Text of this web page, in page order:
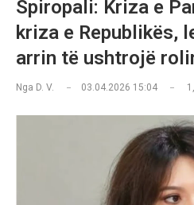
Spiropali: Kriza e
kriza e Republikës,
arrin të ushtrojë
Nga D. V. 03.04.2026 15:04